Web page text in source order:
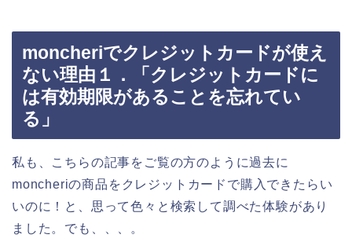
moncheriでクレジットカードが使え
ない理由１．「クレジットカードに
は有効期限があることを忘れてい
る」
私も、こちらの記事をご覧の方のように過去に
moncheriの商品をクレジットカードで購入できたらい
いのに！と、思って色々と検索して調べた体験があり
ました。でも、、、。